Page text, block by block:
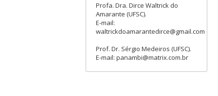
Profa. Dra. Dirce Waltrick do
Amarante (UFSC).
E-mail:
waltrickdoamarantedirce@gmail.com
Prof. Dr. Sérgio Medeiros (UFSC).
E-mail: panambi@matrix.com.br